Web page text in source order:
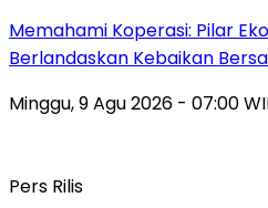
Memahami Koperasi: Pilar
Berlandaskan Kebaikan
Minggu, 9 Agu 2026 - 07:00
Pers Rilis